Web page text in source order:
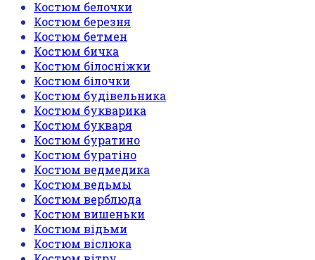
Костюм белочки
Костюм березня
Костюм бетмен
Костюм бичка
Костюм білосніжки
Костюм білочки
Костюм будівельника
Костюм букварика
Костюм букваря
Костюм буратино
Костюм буратіно
Костюм ведмедика
Костюм ведьмы
Костюм верблюда
Костюм вишеньки
Костюм відьми
Костюм віслюка